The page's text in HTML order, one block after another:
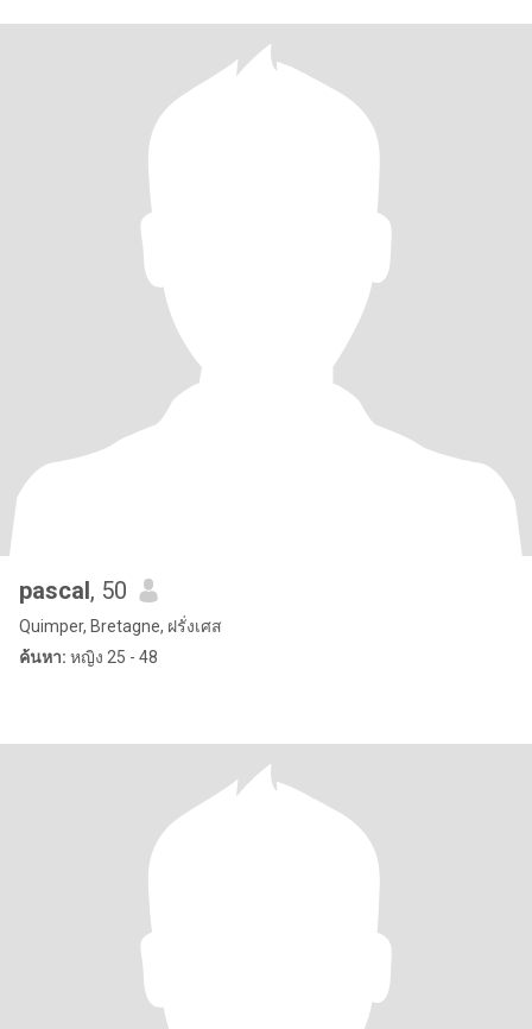
pascal, 50
Quimper, Bretagne, ฝรั่งเศส
ค้นหา: หญิง 25 - 48